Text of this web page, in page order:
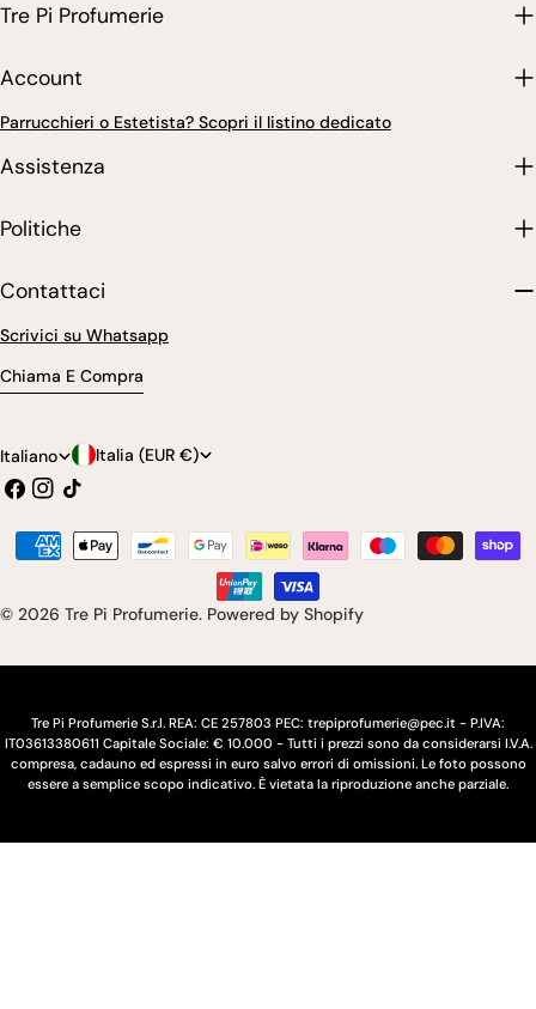
Tre Pi Profumerie
Account
Parrucchieri o Estetista? Scopri il listino dedicato
Assistenza
Politiche
Contattaci
Scrivici su Whatsapp
Chiama E Compra
L
i
n
u
Italiano
P
a
e
s
e
e
g
o
Italia (EUR €)
Facebook
Instagram
Tic
© 2026 Tre Pi Profumerie. Powered by Shopify
Modalità
Tre Pi Profumerie S.r.l. REA: CE 257803 PEC: trepiprofumerie@pec.it - P.IVA:
IT03613380611 Capitale Sociale: € 10.000 - Tutti i prezzi sono da considerarsi I.V.A.
compresa, cadauno ed espressi in euro salvo errori di omissioni. Le foto possono
essere a semplice scopo indicativo. È vietata la riproduzione anche parziale.